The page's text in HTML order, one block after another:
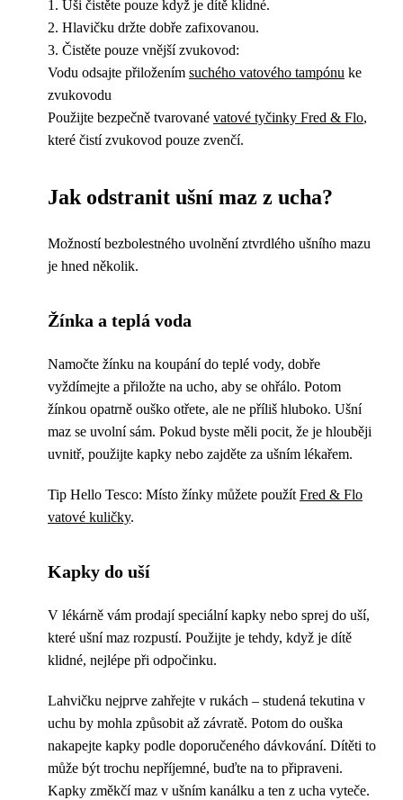
1. Uši čistěte pouze když je dítě klidné.
2. Hlavičku držte dobře zafixovanou.
3. Čistěte pouze vnější zvukovod:
Vodu odsajte přiložením suchého vatového tampónu ke
zvukovodu
Použijte bezpečně tvarované vatové tyčinky Fred & Flo,
které čistí zvukovod pouze zvenčí.
Jak odstranit ušní maz z ucha?
Možností bezbolestného uvolnění ztvrdlého ušního mazu
je hned několik.
Žínka a teplá voda
Namočte žínku na koupání do teplé vody, dobře
vyždímejte a přiložte na ucho, aby se ohřálo. Potom
žínkou opatrně ouško otřete, ale ne příliš hluboko. Ušní
maz se uvolní sám. Pokud byste měli pocit, že je hlouběji
uvnitř, použijte kapky nebo zajděte za ušním lékařem.
Tip Hello Tesco: Místo žínky můžete použítFred & Flo
vatové kuličky.
Kapky do uší
V lékárně vám prodají speciální kapky nebo sprej do uší,
které ušní maz rozpustí. Použijte je tehdy, když je dítě
klidné, nejlépe při odpočinku.
Lahvičku nejprve zahřejte v rukách – studená tekutina v
uchu by mohla způsobit až závratě. Potom do ouška
nakapejte kapky podle doporučeného dávkování. Dítěti to
může být trochu nepříjemné, buďte na to připraveni.
Kapky změkčí maz v ušním kanálku a ten z ucha vyteče.